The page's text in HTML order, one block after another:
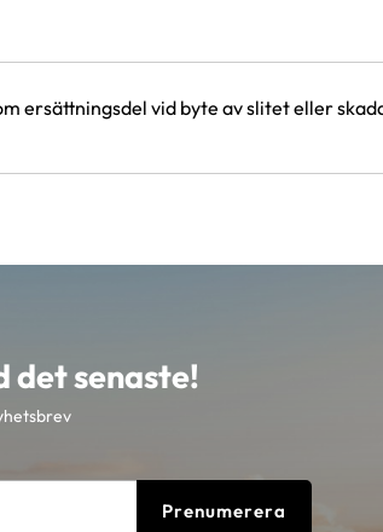
ersättningsdel vid byte av slitet eller
det senaste!
Prenumerera